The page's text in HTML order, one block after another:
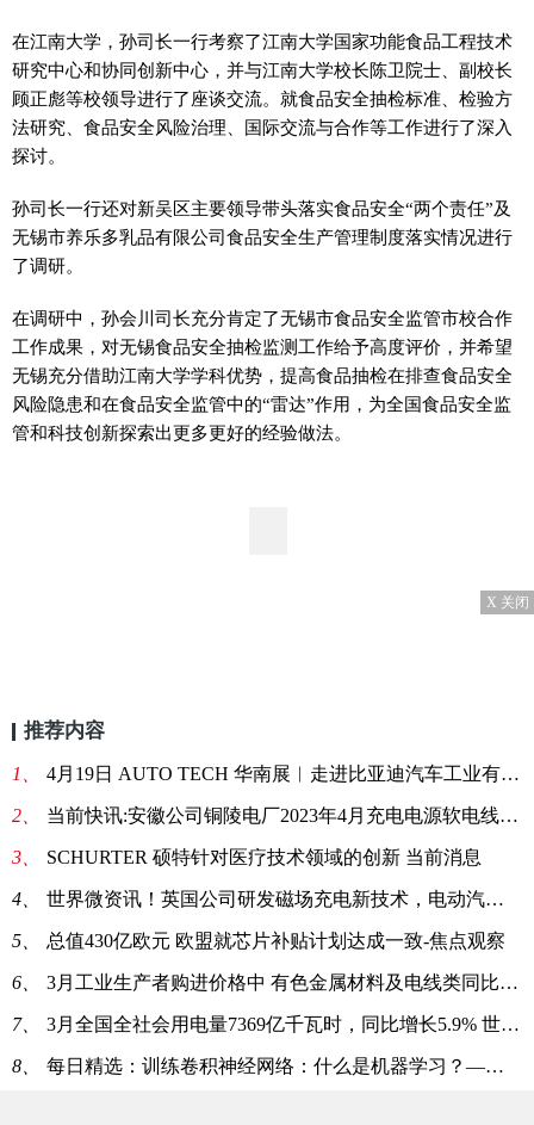
在江南大学，孙司长一行考察了江南大学国家功能食品工程技术
研究中心和协同创新中心，并与江南大学校长陈卫院士、副校长
顾正彪等校领导进行了座谈交流。就食品安全抽检标准、检验方
法研究、食品安全风险治理、国际交流与合作等工作进行了深入
探讨。
孙司长一行还对新吴区主要领导带头落实食品安全“两个责任”及
无锡市养乐多乳品有限公司食品安全生产管理制度落实情况进行
了调研。
在调研中，孙会川司长充分肯定了无锡市食品安全监管市校合作
工作成果，对无锡食品安全抽检监测工作给予高度评价，并希望
无锡充分借助江南大学学科优势，提高食品抽检在排查食品安全
风险隐患和在食品安全监管中的“雷达”作用，为全国食品安全监
管和科技创新探索出更多更好的经验做法。
X 关闭
推荐内容
1、 4月19日 AUTO TECH 华南展︱走进比亚迪汽车工业有限公司汽车工程研究院
2、 当前快讯:安徽公司铜陵电厂2023年4月充电电源软电线等（技术要求见附件）询价采购
3、 SCHURTER 硕特针对医疗技术领域的创新 当前消息
4、 世界微资讯！英国公司研发磁场充电新技术，电动汽车充电 10 分钟可行驶 320 公里
5、 总值430亿欧元 欧盟就芯片补贴计划达成一致-焦点观察
6、 3月工业生产者购进价格中 有色金属材料及电线类同比降3.5%
7、 3月全国全社会用电量7369亿千瓦时，同比增长5.9% 世界快报
8、 每日精选：训练卷积神经网络：什么是机器学习？——第二部分